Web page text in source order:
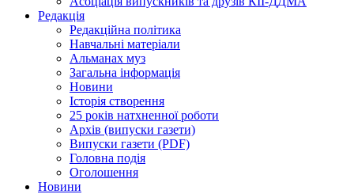
Редакція
Редакційна політика
Навчальні матеріали
Альманах муз
Загальна інформація
Новини
Історія створення
25 років натхненної роботи
Архів (випуски газети)
Випуски газети (PDF)
Головна подія
Оголошення
Новини